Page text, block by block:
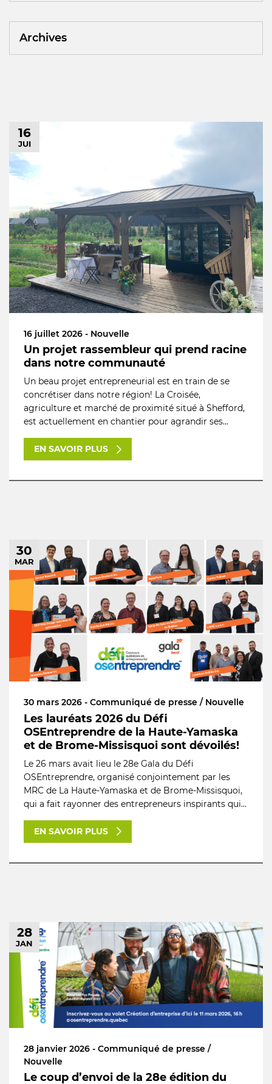
16
JUI
16 juillet 2026 - Nouvelle
Un projet rassembleur qui prend racine
dans notre communauté
Un beau projet entrepreneurial est en train de se
concrétiser dans notre région! La Croisée,
agriculture et marché de proximité situé à Shefford,
est actuellement en chantier pour agrandir ses...
EN SAVOIR PLUS
30
MAR
30 mars 2026 - Communiqué de presse / Nouvelle
Les lauréats 2026 du Défi
OSEntreprendre de la Haute-Yamaska
et de Brome-Missisquoi sont dévoilés!
Le 26 mars avait lieu le 28e Gala du Défi
OSEntreprendre, organisé conjointement par les
MRC de La Haute-Yamaska et de Brome-Missisquoi,
qui a fait rayonner des entrepreneurs inspirants qui...
EN SAVOIR PLUS
28
JAN
28 janvier 2026 - Communiqué de presse /
Nouvelle
Le coup d’envoi de la 28e édition du
Archives